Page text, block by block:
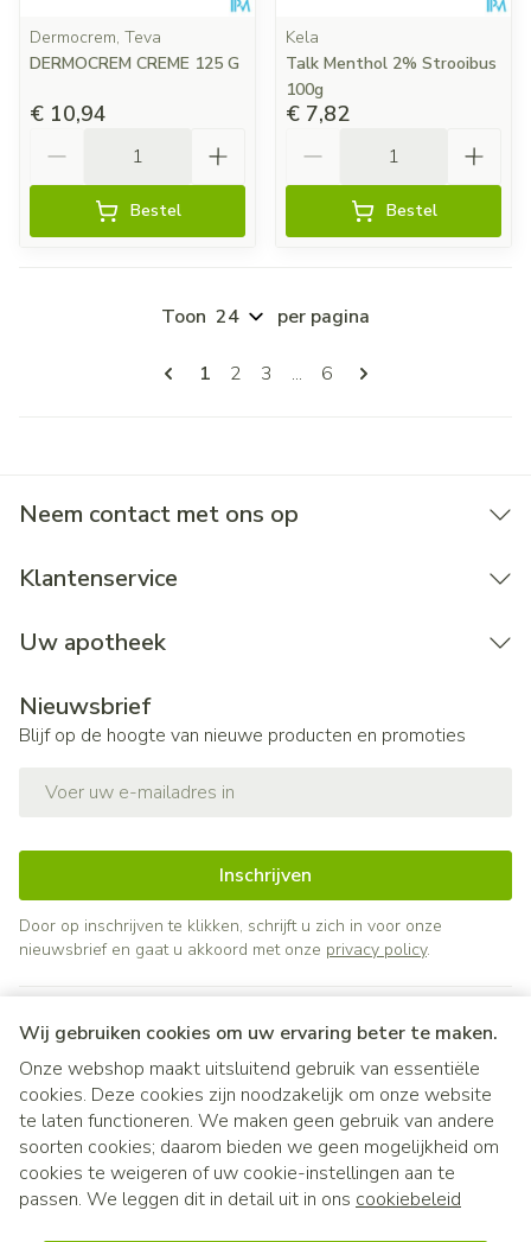
Wij gebruiken cookies om uw ervaring beter te maken.
Onze webshop maakt uitsluitend gebruik van essentiële
cookies. Deze cookies zijn noodzakelijk om onze website
te laten functioneren. We maken geen gebruik van andere
soorten cookies; daarom bieden we geen mogelijkheid om
cookies te weigeren of uw cookie-instellingen aan te
passen. We leggen dit in detail uit in ons cookiebeleid
Dermocrem, Teva
DERMOCREM CREME 125 G
€ 10,94
Bestel
Kela
Talk Menthol 2% Strooibus
100g
€ 7,82
Bestel
Pagina's
U lees momenteel pagina
1 Pagina
2 Pagina
3 ... Pagina
6
Toon per pagina
Neem contact met ons op
Klantenservice
Uw apotheek
Nieuwsbrief
Blijf op de hoogte van nieuwe producten en promoties
Inschrijven
Door op inschrijven te klikken, schrijft u zich in voor onze
nieuwsbrief en gaat u akkoord met onze privacy policy.
Juridische links